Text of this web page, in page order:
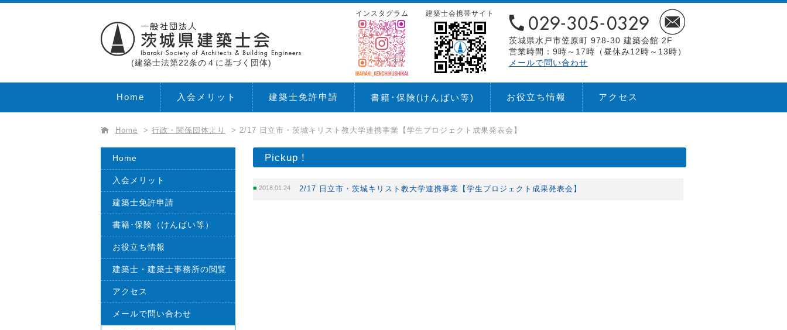
(建築士法第22条の４に基づく団体)
茨城県水戸市笠原町 978-30 建築会館 2F
営業時間：9時～17時（昼休み12時～13時）
メールで問い合わせ
建築士会携帯サイト
インスタグラム
Home 入会メリット 建築士免許申請 書籍･保険(けんばい等) お役立ち情報 アクセス
Home > 行政・関係団体より > 2/17 日立市・茨城キリスト教大学連携事業【学生プロジェクト成果発表会】
Pickup！
2018.01.24 2/17 日立市・茨城キリスト教大学連携事業【学生プロジェクト成果発表会】
Home
入会メリット
建築士免許申請
書籍･保険（けんばい等）
お役立ち情報
建築士・建築士事務所の閲覧
アクセス
メールで問い合わせ